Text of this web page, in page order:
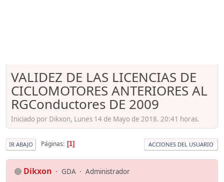
VALIDEZ DE LAS LICENCIAS DE
CICLOMOTORES ANTERIORES AL
RGConductores DE 2009
Iniciado por Dikxon, Lunes 14 de Mayo de 2018. 20:41 horas.
IR ABAJO Páginas 1 ACCIONES DEL USUARIO
Dikxon GDA Administrador